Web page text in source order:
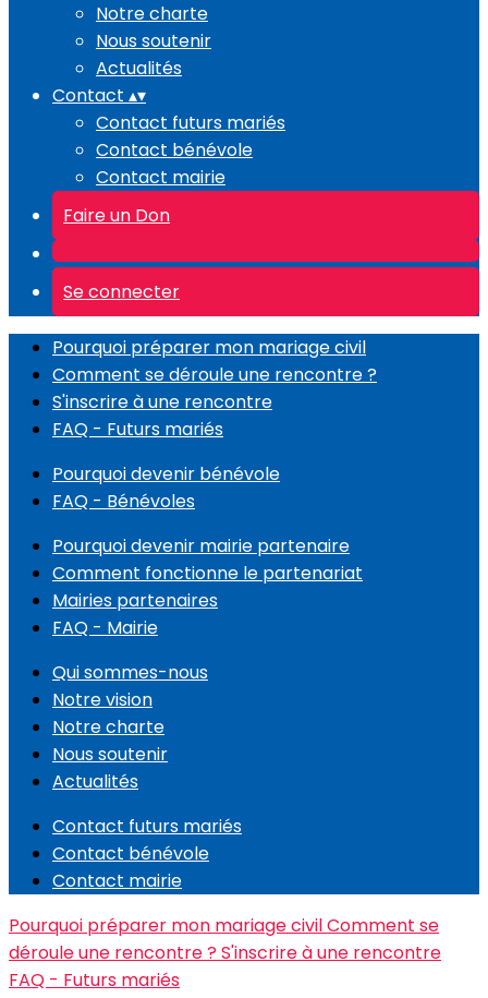
Notre charte
Nous soutenir
Actualités
Contact ▴▾
Contact futurs mariés
Contact bénévole
Contact mairie
Faire un Don
Se connecter
Pourquoi préparer mon mariage civil
Comment se déroule une rencontre ?
S'inscrire à une rencontre
FAQ - Futurs mariés
Pourquoi devenir bénévole
FAQ - Bénévoles
Pourquoi devenir mairie partenaire
Comment fonctionne le partenariat
Mairies partenaires
FAQ - Mairie
Qui sommes-nous
Notre vision
Notre charte
Nous soutenir
Actualités
Contact futurs mariés
Contact bénévole
Contact mairie
Pourquoi préparer mon mariage civilComment se
déroule une rencontre ? S'inscrire à une rencontre
FAQ - Futurs mariés